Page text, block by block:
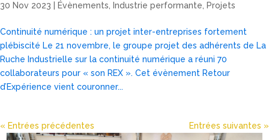
30 Nov 2023 Évènements Industrie performante Projets
Continuité numérique : un projet inter-entreprises fortement
plébiscité Le 21 novembre, le groupe projet des adhérents de La
Ruche Industrielle sur la continuité numérique a réuni 70
collaborateurs pour « son REX ». Cet évènement Retour
d’Expérience vient couronner...
« Entrées précédentes Entrées suivantes »